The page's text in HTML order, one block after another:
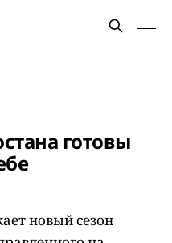
готовы
новый сезон